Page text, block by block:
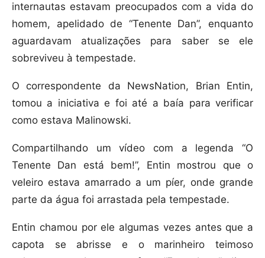
internautas estavam preocupados com a vida do
homem, apelidado de “Tenente Dan”, enquanto
aguardavam atualizações para saber se ele
sobreviveu à tempestade.
O correspondente da NewsNation, Brian Entin,
tomou a iniciativa e foi até a baía para verificar
como estava Malinowski.
Compartilhando um vídeo com a legenda “O
Tenente Dan está bem!”, Entin mostrou que o
veleiro estava amarrado a um píer, onde grande
parte da água foi arrastada pela tempestade.
Entin chamou por ele algumas vezes antes que a
capota se abrisse e o marinheiro teimoso